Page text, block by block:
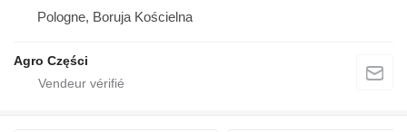
Pologne, Boruja Kościelna
Agro Części